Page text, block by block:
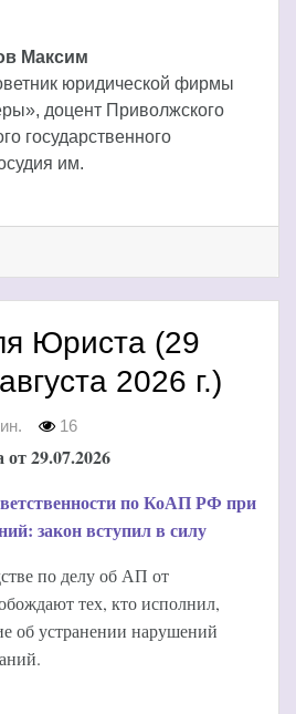
Максим
юридической фирмы
доцент Приволжского
государственного
им.
Юриста (29
2026 г.)
16
29.07.2026
по КоАП РФ при
закон вступил в силу
по делу об АП от
тех, кто исполнил,
об устранении нарушений